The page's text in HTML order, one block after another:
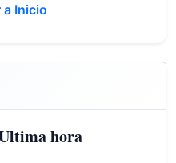
Inicio
hora